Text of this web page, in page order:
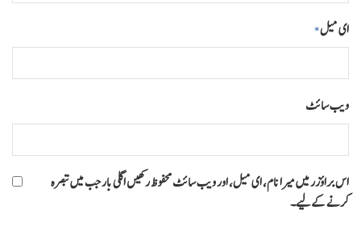
ای میل*
ویب‌ سائٹ
اس براؤزر میں میرا نام، ای میل، اور ویب سائٹ محفوظ رکھیں اگلی بار جب میں تبصرہ
کرنے کےلیے۔